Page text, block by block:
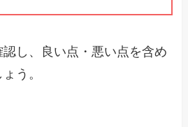
し、良い点・悪い点を含め
う。